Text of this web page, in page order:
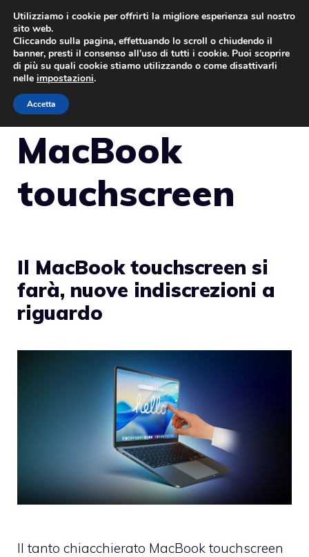
Vai
contenuto
MacBook
touchscreen
Il MacBook touchscreen si
farà, nuove indiscrezioni a
riguardo
Il tanto chiacchierato MacBook touchscreen
Utilizziamo i cookie per offrirti la migliore esperienza sul nostro
sito web.
Cliccando sulla pagina, effettuando lo scroll o chiudendo il
banner, presti il consenso all’uso di tutti i cookie. Puoi scoprire
di più su quali cookie stiamo utilizzando o come disattivarli
nelle impostazioni.
Accetta